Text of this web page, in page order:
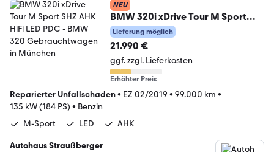
NEU
BMW 320i xDrive Tour M Sport
SHZ AHK HiFi LED PDC
Lieferung möglich
21.990 €
ggf. zzgl. Lieferkosten
Erhöhter Preis
Reparierter Unfallschaden• EZ 02/2019 • 99.000 km •
135 kW (184 PS) • Benzin
M-Sport
LED AHK
Autohaus Straußberger